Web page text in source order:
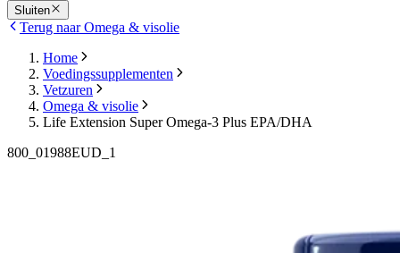
Sluiten
Terug naar Omega & visolie
Home
Voedingssupplementen
Vetzuren
Omega & visolie
Life Extension Super Omega-3 Plus EPA/DHA
800_01988EUD_1